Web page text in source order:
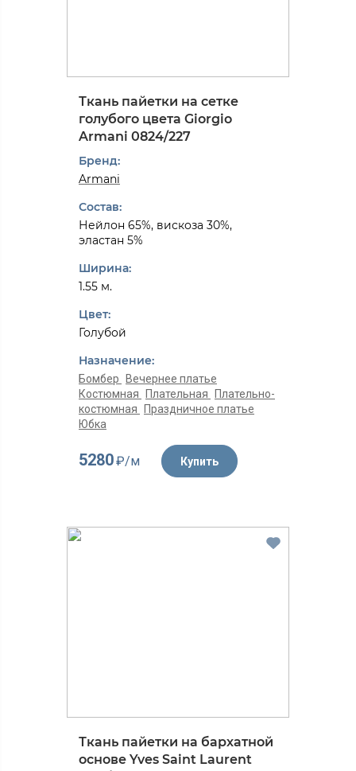
Ткань пайетки на сетке
голубого цвета Giorgio
Armani 0824/227
Бренд:
Armani
Состав:
Нейлон 65%, вискоза 30%,
эластан 5%
Ширина:
1.55 м.
Цвет:
Голубой
Назначение:
Бомбер
Вечернее платье
Костюмная
Плательная
Плательно-
костюмная
Праздничное платье
Юбка
5280₽/м Купить
Ткань пайетки на бархатной
основе Yves Saint Laurent